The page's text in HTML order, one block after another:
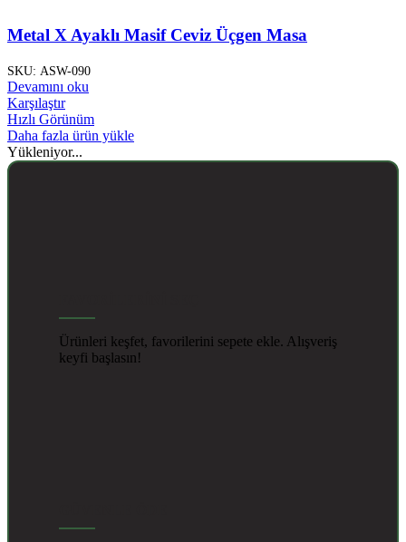
Metal X Ayaklı Masif Ceviz Üçgen Masa
SKU: ASW-090
Devamını oku
Karşılaştır
Hızlı Görünüm
Daha fazla ürün yükle
Yükleniyor...
Ürünleri keşfet, favorilerini sepete ekle. Alışveriş
keyfi başlasın!